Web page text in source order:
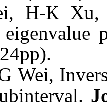
H-K Xu,
eigenvalue
.
Wei,
.